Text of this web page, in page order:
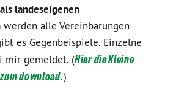
landeseigenen
werden alle Vereinbarungen
es Gegenbeispiele. Einzelne
mir gemeldet. (Hier die Kleine
download.)